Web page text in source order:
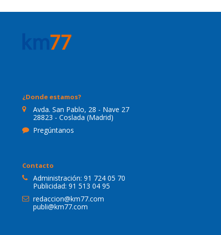
¿Donde estamos?
Avda. San Pablo, 28 - Nave 27
28823 - Coslada (Madrid)
Pregúntanos
Contacto
Administración: 91 724 05 70
Publicidad: 91 513 04 95
redaccion@km77.com
publi@km77.com